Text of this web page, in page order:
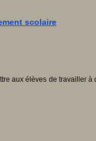
scolaire
aux élèves de